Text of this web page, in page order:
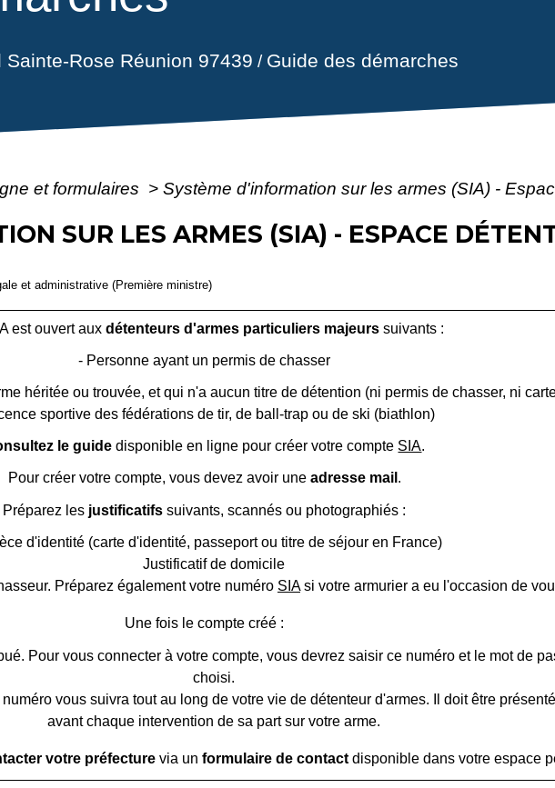
Sainte-Rose Réunion 97439 / Guide des démarches
et formulaires > Système d'information sur les armes (SIA) -
SUR LES ARMES (SIA) - ESPACE
et administrative (Première ministre)
est ouvert aux détenteurs d'armes particuliers majeurssuivants :
- Personne ayant un permis de chasser
héritée ou trouvée, et qui n'a aucun titre de détention (ni permis de chasser, ni
sportive des fédérations de tir, de ball-trap ou de ski (biathlon)
le guide disponible en ligne pour créer votre compte SIA.
Pour créer votre compte, vous devez avoir une adresse mail .
Préparez les justificatifs suivants, scannés ou photographiés :
d'identité (carte d'identité, passeport ou titre de séjour en France)
Justificatif de domicile
Préparez également votre numéro SIAsi votre armurier a eu l'occasion de
Une fois le compte créé :
Pour vous connecter à votre compte, vous devrez saisir ce numéro et le mot de
choisi.
vous suivra tout au long de votre vie de détenteur d'armes. Il doit être
avant chaque intervention de sa part sur votre arme.
votre préfecture via unformulaire de contact disponible dans votre espace